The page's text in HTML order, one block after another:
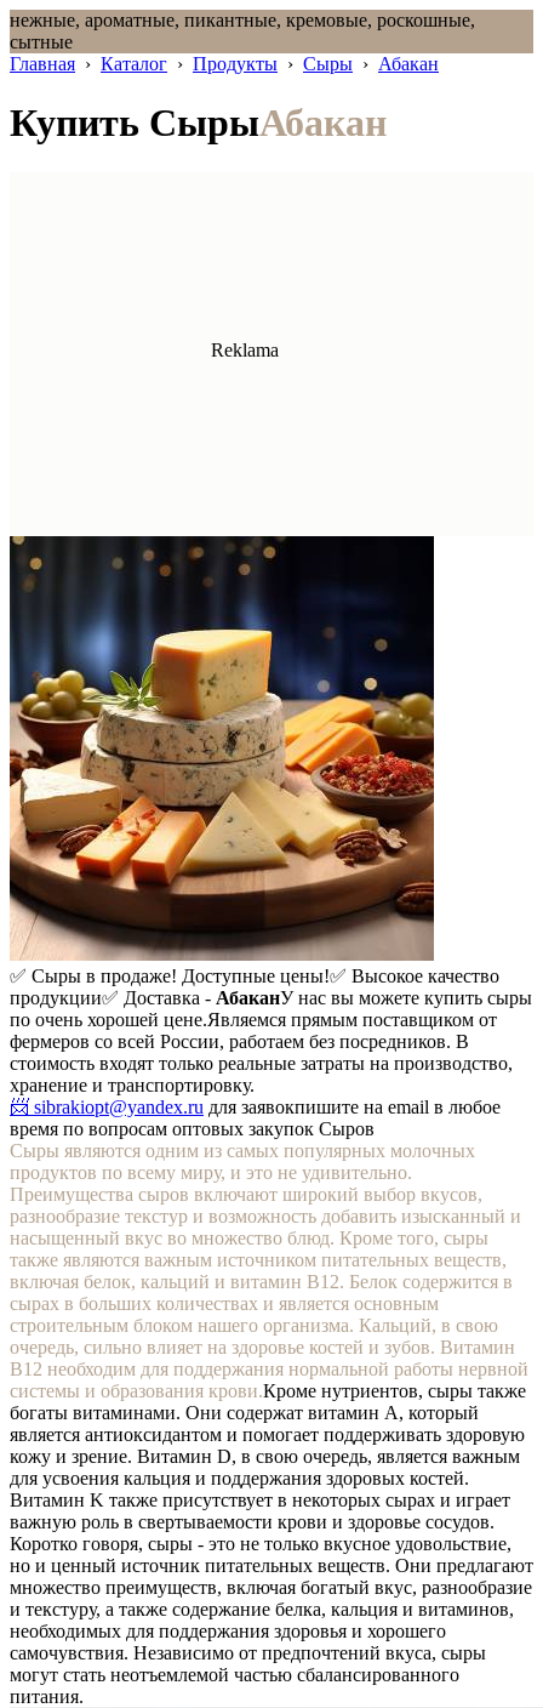
нежные, ароматные, пикантные, кремовые, роскошные,
сытные
Главная › Каталог › Продукты › Сыры › Абакан
Купить СырыАбакан
✅ Сыры в продаже! Доступные цены!✅ Высокое качество
продукции✅ Доставка - АбаканУ нас вы можете купить сыры
по очень хорошей цене.Являемся прямым поставщиком от
фермеров со всей России, работаем без посредников. В
стоимость входят только реальные затраты на производство,
хранение и транспортировку.
📨 sibrakiopt@yandex.ru для заявокпишите на email в любое
время по вопросам оптовых закупок Сыров
Сыры являются одним из самых популярных молочных
продуктов по всему миру, и это не удивительно.
Преимущества сыров включают широкий выбор вкусов,
разнообразие текстур и возможность добавить изысканный и
насыщенный вкус во множество блюд. Кроме того, сыры
также являются важным источником питательных веществ,
включая белок, кальций и витамин B12. Белок содержится в
сырах в больших количествах и является основным
строительным блоком нашего организма. Кальций, в свою
очередь, сильно влияет на здоровье костей и зубов. Витамин
B12 необходим для поддержания нормальной работы нервной
системы и образования крови.Кроме нутриентов, сыры также
богаты витаминами. Они содержат витамин A, который
является антиоксидантом и помогает поддерживать здоровую
кожу и зрение. Витамин D, в свою очередь, является важным
для усвоения кальция и поддержания здоровых костей.
Витамин K также присутствует в некоторых сырах и играет
важную роль в свертываемости крови и здоровье сосудов.
Коротко говоря, сыры - это не только вкусное удовольствие,
но и ценный источник питательных веществ. Они предлагают
множество преимуществ, включая богатый вкус, разнообразие
и текстуру, а также содержание белка, кальция и витаминов,
необходимых для поддержания здоровья и хорошего
самочувствия. Независимо от предпочтений вкуса, сыры
могут стать неотъемлемой частью сбалансированного
питания.